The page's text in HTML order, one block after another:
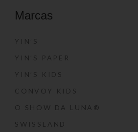
Marcas
YIN’S
YIN’S PAPER
YIN’S KIDS
CONVOY KIDS
O SHOW DA LUNA®
SWISSLAND